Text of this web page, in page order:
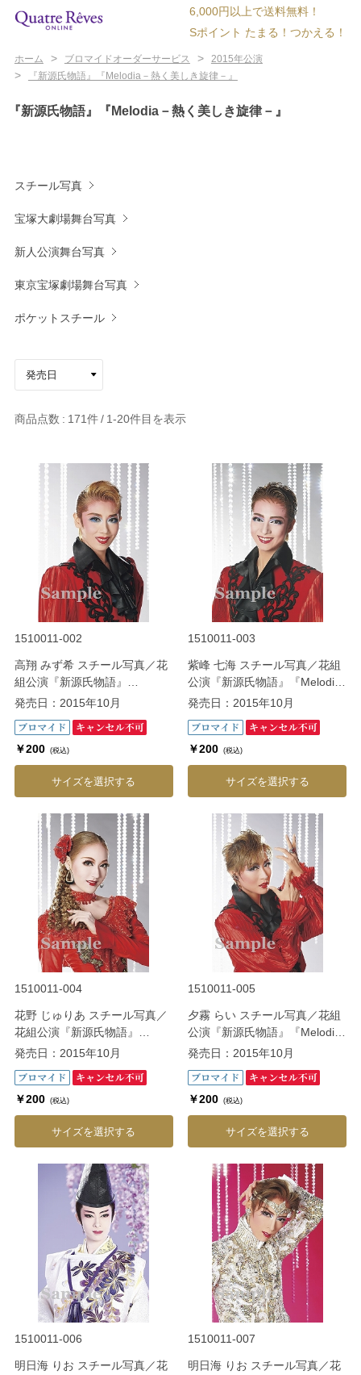
6,000円以上で送料無料！
Sポイント たまる！つかえる！
ホーム > ブロマイドオーダーサービス > 2015年公演
> 『新源氏物語』『Melodia－熱く美しき旋律－』
『新源氏物語』『Melodia－熱く美しき旋律－』
スチール写真
宝塚大劇場舞台写真
新人公演舞台写真
東京宝塚劇場舞台写真
ポケットスチール
商品点数 171件 1-20件目を表示
1510011-002
高翔 みず希 スチール写真／花
組公演『新源氏物語』
『Melodia－熱く美しき旋律
発売日：2015年10月
￥200 (税込)
サイズを選択する
1510011-003
紫峰 七海 スチール写真／花組
公演『新源氏物語』『Melodia
－熱く美しき旋律－』
発売日：2015年10月
￥200 (税込)
サイズを選択する
1510011-004
花野 じゅりあ スチール写真／
花組公演『新源氏物語』
『Melodia－熱く美しき旋律
発売日：2015年10月
￥200 (税込)
サイズを選択する
1510011-005
夕霧 らい スチール写真／花組
公演『新源氏物語』『Melodia
－熱く美しき旋律－』
発売日：2015年10月
￥200 (税込)
サイズを選択する
1510011-006
明日海 りお スチール写真／花
1510011-007
明日海 りお スチール写真／花